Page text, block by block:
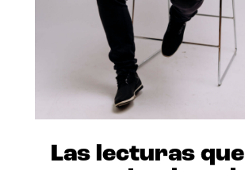
Las lecturas que